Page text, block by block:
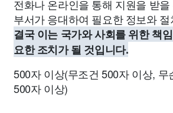
전화나 온라인을 통해 지원을 받
부서가 응대하여 필요한 정보와
결국 이는 국가와 사회를 위한 책
요한 조치가 될 것입니다.
500자 이상(무조건 500자 이상, 무
500자 이상)